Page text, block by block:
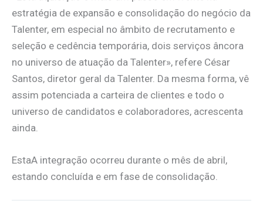
estratégia de expansão e consolidação do negócio da
Talenter, em especial no âmbito de recrutamento e
seleção e cedência temporária, dois serviços âncora
no universo de atuação da Talenter», refere César
Santos, diretor geral da Talenter. Da mesma forma, vê
assim potenciada a carteira de clientes e todo o
universo de candidatos e colaboradores, acrescenta
ainda.
EstaA integração ocorreu durante o mês de abril,
estando concluída e em fase de consolidação.